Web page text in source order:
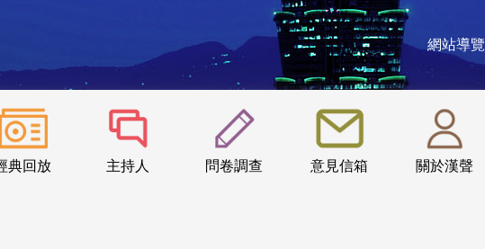
網站導覽
典回放 主持人 問卷調查 意見信箱 關於漢聲
:::